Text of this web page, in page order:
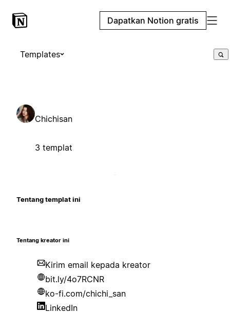
Dapatkan Notion gratis
Templates
Chichisan
3 templat
Tentang templat ini
Tentang kreator ini
Kirim email kepada kreator
bit.ly/4o7RCNR
ko-fi.com/chichi_san
LinkedIn